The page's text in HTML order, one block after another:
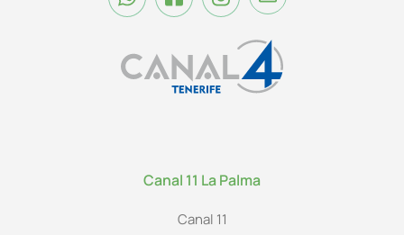
Canal 11 La Palma
Canal 11